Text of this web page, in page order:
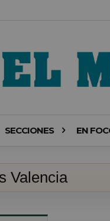
SECCIONES EN
Valencia